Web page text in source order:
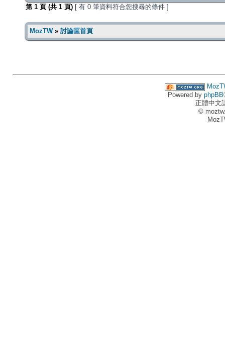
第 1 頁 (共 1 頁) [ 有 0 筆資料符合您搜尋的條件 ]
MozTW» 討論區首頁
Powered by phpBB
正體中文
©